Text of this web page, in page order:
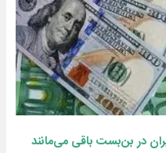
در بن‌بست باقی می‌مانند